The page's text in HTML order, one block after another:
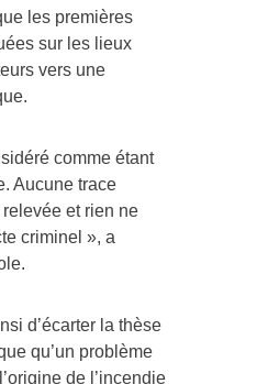
les premières
sur les lieux
vers une
comme étant
Aucune trace
relevée et rien ne
criminel », a
d’écarter la thèse
qu’un problème
de l’incendie